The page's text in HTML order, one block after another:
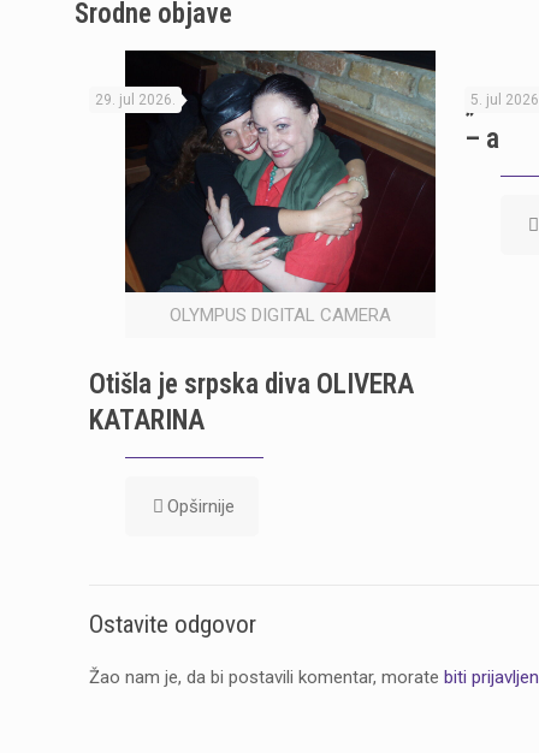
Srodne objave
OLYMPUS DIGITAL CAMERA
29. jul 2026.
Otišla je srpska diva OLIVERA
KATARINA
Opširnije
5. jul
– a
Ostavite odgovor
Žao nam je, da bi postavili komentar, morate biti